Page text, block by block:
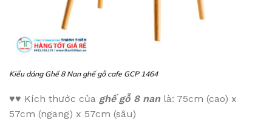
Kiểu dáng Ghế 8 Nan ghế gỗ cafe GCP 1464
♥♥ Kích thước của ghế gỗ 8 nanlà: 75cm (cao) x
57cm (ngang) x 57cm (sâu)